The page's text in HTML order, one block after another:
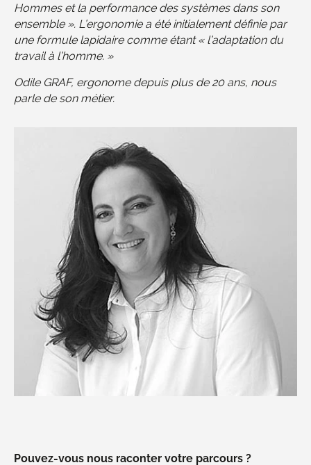
Hommes et la performance des systèmes dans son
ensemble ». L’ergonomie a été initialement définie par
une formule lapidaire comme étant « l’adaptation du
travail à l’homme. »
Odile GRAF, ergonome depuis plus de 20 ans, nous
parle de son métier.
Pouvez-vous nous raconter votre parcours ?